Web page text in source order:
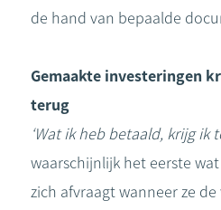
de hand van bepaalde
Gemaakte investeringen
terug
‘Wat ik heb betaald, krijg ik
waarschijnlijk het eerste
zich afvraagt wanneer ze